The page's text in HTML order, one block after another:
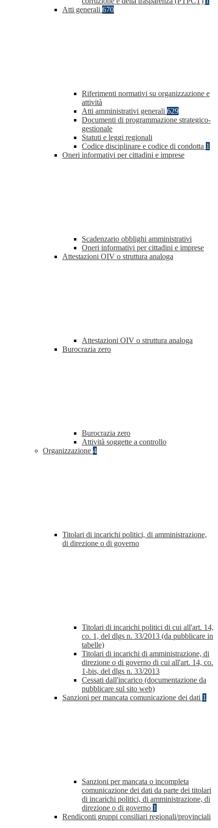
Atti generali 670
Riferimenti normativi su organizzazione e
attività
Atti amministrativi generali 629
Documenti di programmazione strategico-
gestionale
Statuti e leggi regionali
Codice disciplinare e codice di condotta 1
Oneri informativi per cittadini e imprese
Scadenzario obblighi amministrativi
Oneri informativi per cittadini e imprese
Attestazioni OIV o struttura analoga
Attestazioni OIV o struttura analoga
Burocrazia zero
Burocrazia zero
Attività soggette a controllo
Organizzazione 4
Titolari di incarichi politici, di amministrazione,
di direzione o di governo
Titolari di incarichi politici di cui all'art. 14,
co. 1, del dlgs n. 33/2013 (da pubblicare in
tabelle)
Titolari di incarichi di amministrazione, di
direzione o di governo di cui all'art. 14, co.
1-bis, del dlgs n. 33/2013
Cessati dall'incarico (documentazione da
pubblicare sul sito web)
Sanzioni per mancata comunicazione dei dati 1
Sanzioni per mancata o incompleta
comunicazione dei dati da parte dei titolari
di incarichi politici, di amministrazione, di
direzione o di governo 1
Rendiconti gruppi consiliari regionali/provinciali